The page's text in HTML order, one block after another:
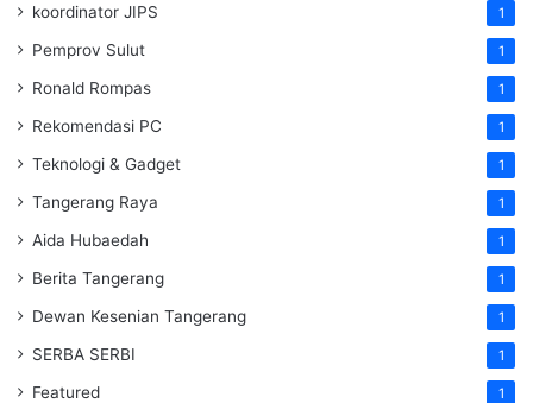
koordinator JIPS 1
Pemprov Sulut 1
Ronald Rompas 1
Rekomendasi PC 1
Teknologi & Gadget 1
Tangerang Raya 1
Aida Hubaedah 1
Berita Tangerang 1
Dewan Kesenian Tangerang 1
SERBA SERBI 1
Featured 1